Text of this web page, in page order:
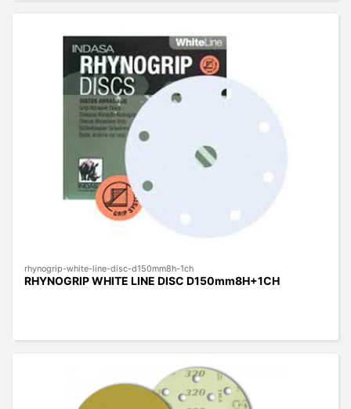
rhynogrip-white-line-disc-d150mm8h-1ch
RHYNOGRIP WHITE LINE DISC D150mm8H+1CH